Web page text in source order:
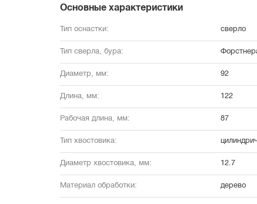
Основные характеристики
Тип оснастки: сверло
Тип сверла, бура:
Диаметр, мм: 92
Длина, мм: 122
Рабочая длина, мм: 87
Тип хвостовика:
Диаметр хвостовика, мм: 12.7
Материал обработки: дерево